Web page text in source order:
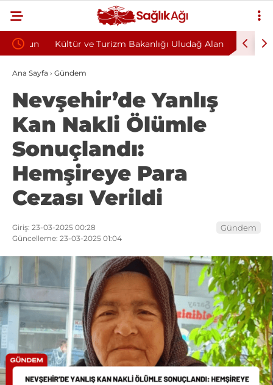
Kültür ve Turizm Bakanlığı Uludağ Alan
Başkanlığı 11 Sürekli İşçi Alımı Duyuruldu
Bu
Ana Sayfa › Gündem
Nevşehir’de Yanlış
Kan Nakli Ölümle
Sonuçlandı:
Hemşireye Para
Cezası Verildi
Giriş: 23-03-2025 00:28
Güncelleme: 23-03-2025 01:04
Gündem